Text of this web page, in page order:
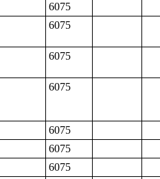
6075
6075
6075
6075
6075
6075
6075